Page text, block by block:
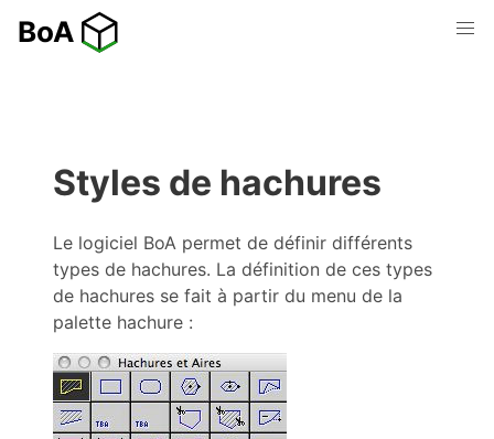
Styles de hachures
Le logiciel BoA permet de définir différents
types de hachures. La définition de ces types
de hachures se fait à partir du menu de la
palette hachure :